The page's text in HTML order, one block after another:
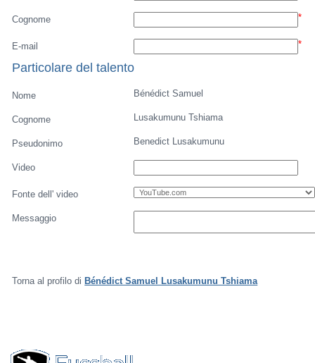
Cognome *
E-mail *
Particolare del talento
Nome Bénédict Samuel
Cognome Lusakumunu Tshiama
Pseudonimo Benedict Lusakumunu
Video
Fonte dell' video
Messaggio
Torna al profilo di Bénédict Samuel Lusakumunu Tshiama